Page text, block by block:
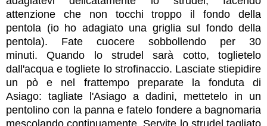
attenzione che non tocchi troppo il fondo della
pentola (io ho adagiato una griglia sul fondo della
pentola). Fate cuocere sobbollendo per 30
minuti.Quando lo strudel sarà cotto, toglietelo
dall'acqua e togliete lo strofinaccio. Lasciate stiepidire
un pò e nel frattempo preparate la fonduta di
Asiago: tagliate l'Asiago a dadini, mettetelo in un
pentolino con la panna e fatelo fondere a bagnomaria